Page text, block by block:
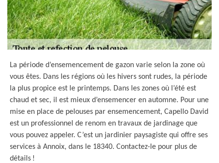
La période d’ensemencement de gazon varie selon la zone où
vous êtes. Dans les régions où les hivers sont rudes, la période
la plus propice est le printemps. Dans les zones où l’été est
chaud et sec, il est mieux d’ensemencer en automne. Pour une
mise en place de pelouses par ensemencement, Capello David
est un professionnel de renom en travaux de jardinage que
vous pouvez appeler. C’est un jardinier paysagiste qui offre ses
services à Annoix, dans le 18340. Contactez-le pour plus de
détails !